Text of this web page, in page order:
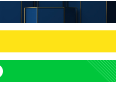
이승기 측 "차가원 전세금 미
반환은 고도의 사기 수법…엄
벌 원해"
2
일상 공개
3
허지웅 "우리가 지지했던 인간들이
들었다"…형소법 개정에 격한 반응